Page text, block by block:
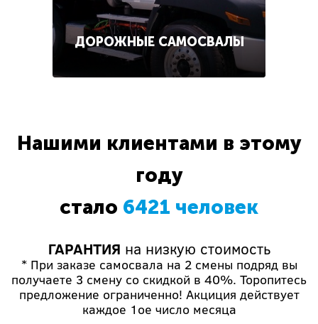
ДОРОЖНЫЕ САМОСВАЛЫ
Нашими клиентами в этому
году
стало 6421 человек
ГАРАНТИЯ на низкую стоимость
* При заказе самосвала на 2 смены подряд вы
получаете 3 смену со скидкой в 40%. Торопитесь
предложение ограниченно! Акциция действует
каждое 1ое число месяца